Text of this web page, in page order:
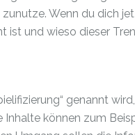
Wenn du dich
ist und wieso dieser
genannt
können zum